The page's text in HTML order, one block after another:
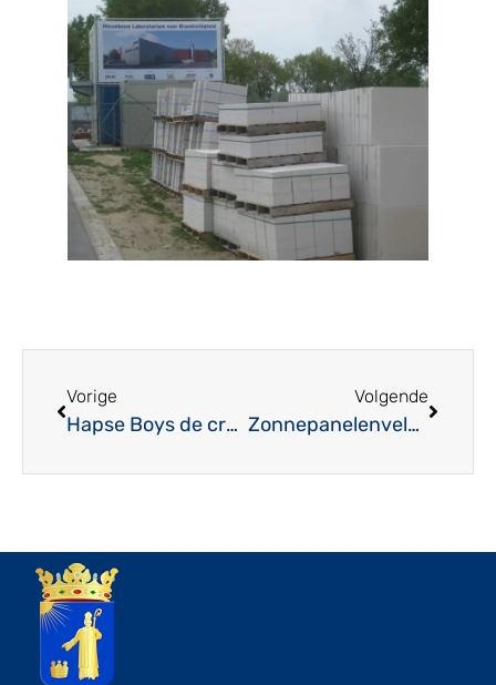
Vorige
Hapse Boys de credits, Boekel Sport de punten.
Volgende
Zonnepanelenveld Haps nagenoeg volgelegd.